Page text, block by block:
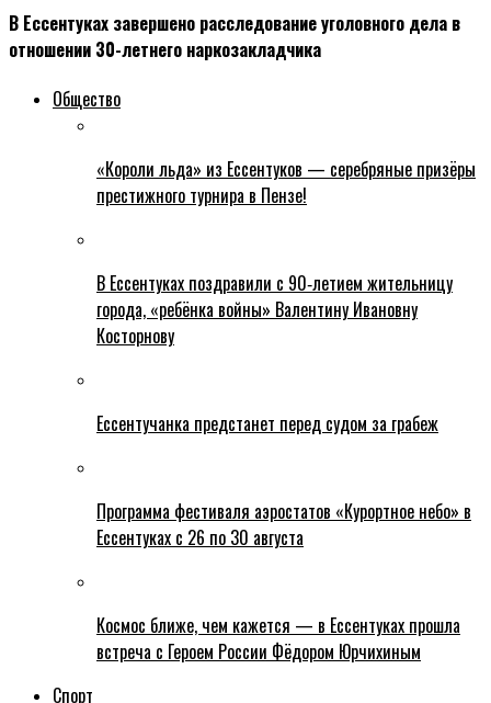
В Ессентуках завершено расследование уголовного дела в
отношении 30-летнего наркозакладчика
Общество
«Короли льда» из Ессентуков — серебряные призёры
престижного турнира в Пензе!
В Ессентуках поздравили с 90‑летием жительницу
города, «ребёнка войны» Валентину Ивановну
Косторнову
Ессентучанка предстанет перед судом за грабеж
Программа фестиваля аэростатов «Курортное небо» в
Ессентуках с 26 по 30 августа
Космос ближе, чем кажется — в Ессентуках прошла
встреча с Героем России Фёдором Юрчихиным
Спорт